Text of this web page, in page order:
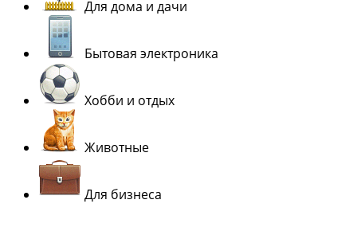
Для дома и дачи
Бытовая электроника
Хобби и отдых
Животные
Для бизнеса